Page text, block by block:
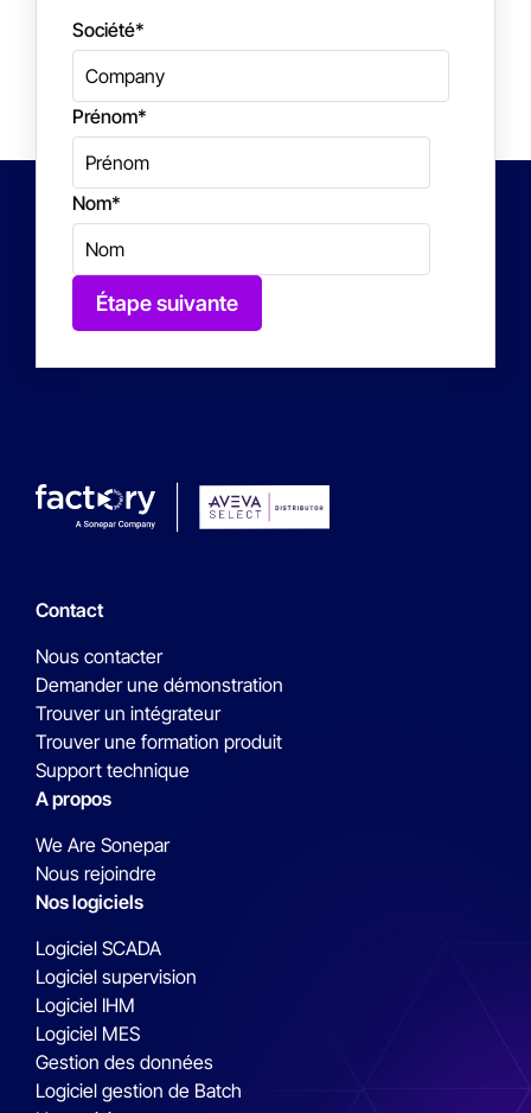
Société*
Prénom*
Nom*
Étape suivante
Contact
Nous contacter
Demander une démonstration
Trouver un intégrateur
Trouver une formation produit
Support technique
A propos
We Are Sonepar
Nous rejoindre
Nos logiciels
Logiciel SCADA
Logiciel supervision
Logiciel IHM
Logiciel MES
Gestion des données
Logiciel gestion de Batch